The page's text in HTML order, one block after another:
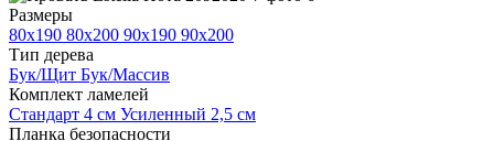
Размеры
80х190 80х200 90х190 90х200
Тип дерева
Бук/Щит Бук/Массив
Комплект ламелей
Стандарт 4 см Усиленный 2,5 см
Планка безопасности